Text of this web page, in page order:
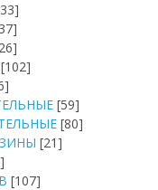
[102]
[59]
[80]
[21]
[107]